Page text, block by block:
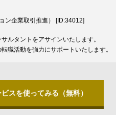
ン企業取引推進） [ID:34012]
ルタントをアサインいたします。
職活動を強力にサポートいたします。
スを使ってみる（無料）